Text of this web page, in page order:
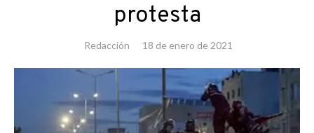
protesta
Redacción 18 de enero de 2021